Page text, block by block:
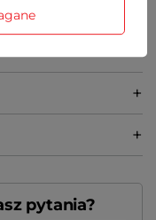
pytania?